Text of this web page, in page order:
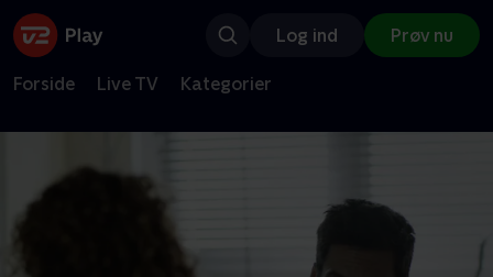
Log ind Prøv nu
Forside Live TV Kategorier